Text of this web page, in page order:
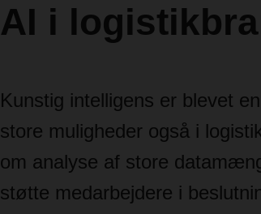
AI i
Kunstig intelligens er blevet
store muligheder også i
om analyse af store
støtte medarbejdere i